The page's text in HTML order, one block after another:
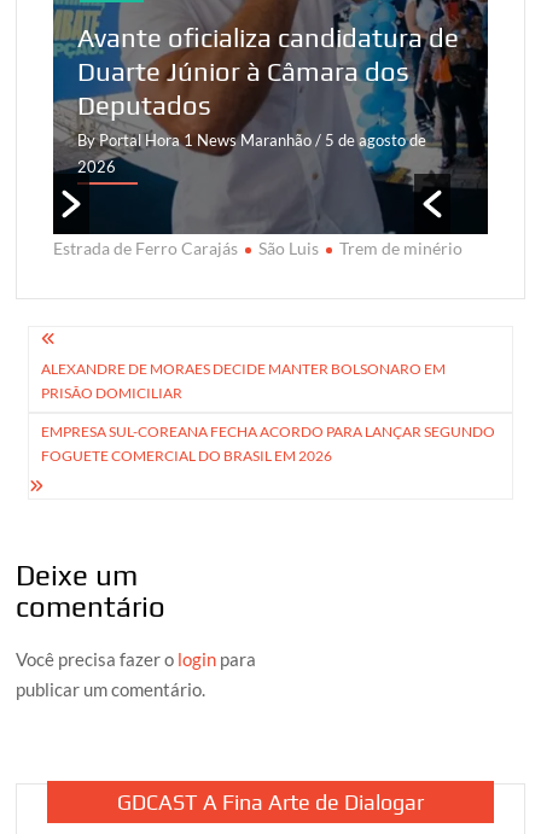
Avante oficializa candidatura de
Duarte Júnior à Câmara dos
Deputados
By Portal Hora 1 News Maranhão/ 5 de agosto de
2026
Estrada de Ferro Carajás São Luis Trem de minério
Navegação
de
Post
ALEXANDRE DE MORAES DECIDE MANTER BOLSONARO EM
PRISÃO DOMICILIAR
EMPRESA SUL-COREANA FECHA ACORDO PARA LANÇAR SEGUNDO
FOGUETE COMERCIAL DO BRASIL EM 2026
Deixe um
comentário
Você precisa fazer o login para
publicar um comentário.
GDCAST A Fina Arte de Dialogar